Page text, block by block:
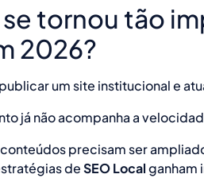
se tornou tão
2026?
um site institucional e
já não acompanha a
precisam ser
deSEO Localganham